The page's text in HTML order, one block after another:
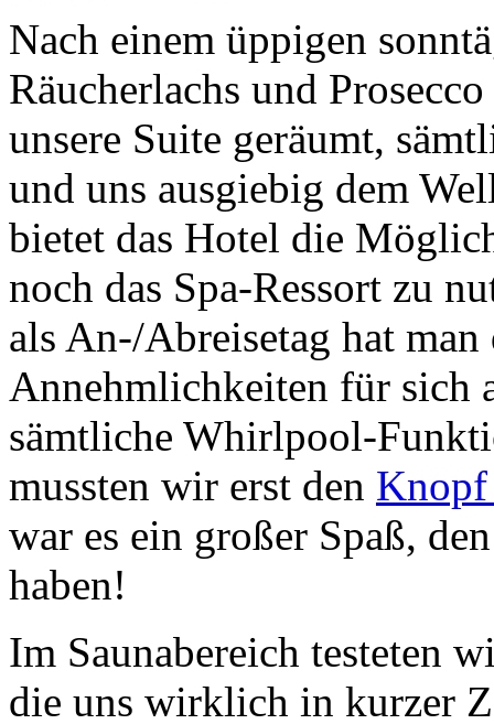
Nach einem üppigen
Räucherlachs und
unsere Suite geräumt,
und uns ausgiebig dem
bietet das Hotel die
noch das Spa-Ressort zu
als An-/Abreisetag hat
Annehmlichkeiten für sich
sämtliche Whirlpool-
mussten wir erst den
war es ein großer Spaß,
haben!
Im Saunabereich testeten
die uns wirklich in kurzer